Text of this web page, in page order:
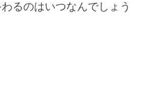
るのはいつなんでしょう